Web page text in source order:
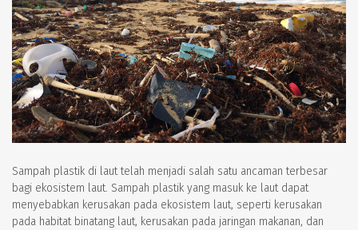
Sampah plastik di laut telah menjadi salah satu ancaman terbesar
bagi ekosistem laut. Sampah plastik yang masuk ke laut dapat
menyebabkan kerusakan pada ekosistem laut, seperti kerusakan
pada habitat binatang laut, kerusakan pada jaringan makanan, dan